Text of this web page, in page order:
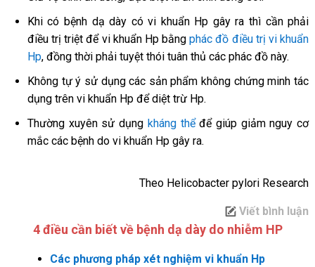
Khi có bệnh dạ dày có vi khuẩn Hp gây ra thì cần phải
điều trị triệt để vi khuẩn Hp bằngphác đồ điều trị vi khuẩn
Hp, đồng thời phải tuyệt thói tuân thủ các phác đồ này.
Không tự ý sử dụng các sản phẩm không chứng minh tác
dụng trên vi khuẩn Hp để diệt trừ Hp.
Thường xuyên sử dụng kháng thểđể giúp giảm nguy cơ
mắc các bệnh do vi khuẩn Hp gây ra.
Theo Helicobacter pylori Research
Viết bình luận
4 điều cần biết về bệnh dạ dày do nhiễm HP
Các phương pháp xét nghiệm vi khuẩn Hp